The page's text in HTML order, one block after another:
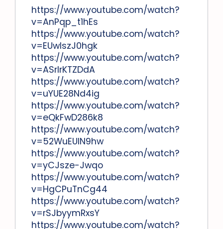
https://www.youtube.com/watch?
v=AnPqp_t1hEs
https://www.youtube.com/watch?
v=EUwlszJ0hgk
https://www.youtube.com/watch?
v=ASrlrKTZDdA
https://www.youtube.com/watch?
v=uYUE28Nd4ig
https://www.youtube.com/watch?
v=eQkFwD286k8
https://www.youtube.com/watch?
v=52WuEUlN9hw
https://www.youtube.com/watch?
v=yCJsze-Jwqo
https://www.youtube.com/watch?
v=HgCPuTnCg44
https://www.youtube.com/watch?
v=rSJbyymRxsY
https://www.youtube.com/watch?